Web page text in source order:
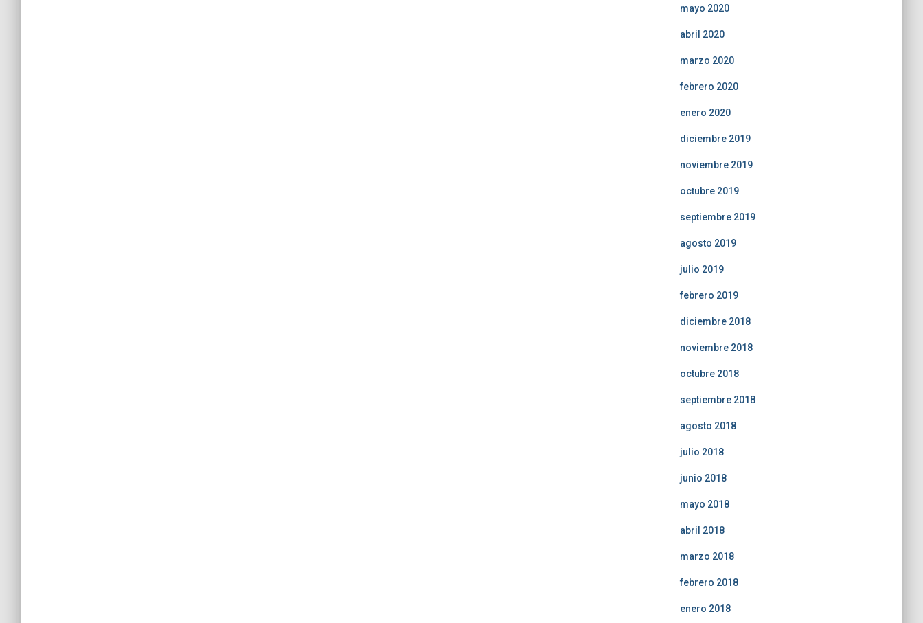
mayo 2020
abril 2020
marzo 2020
febrero 2020
enero 2020
diciembre 2019
noviembre 2019
octubre 2019
septiembre 2019
agosto 2019
julio 2019
febrero 2019
diciembre 2018
noviembre 2018
octubre 2018
septiembre 2018
agosto 2018
julio 2018
junio 2018
mayo 2018
abril 2018
marzo 2018
febrero 2018
enero 2018